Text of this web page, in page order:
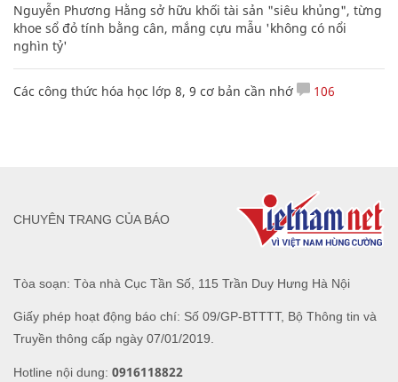
Nguyễn Phương Hằng sở hữu khối tài sản "siêu khủng", từng
khoe sổ đỏ tính bằng cân, mắng cựu mẫu 'không có nổi
nghìn tỷ'
Các công thức hóa học lớp 8, 9 cơ bản cần nhớ 106
Tòa soạn: Tòa nhà Cục Tần Số, 115 Trần Duy Hưng Hà Nội
Giấy phép hoạt động báo chí: Số 09/GP-BTTTT, Bộ Thông tin và
Truyền thông cấp ngày 07/01/2019.
Hotline nội dung: 0916118822
CHUYÊN TRANG CỦA BÁO